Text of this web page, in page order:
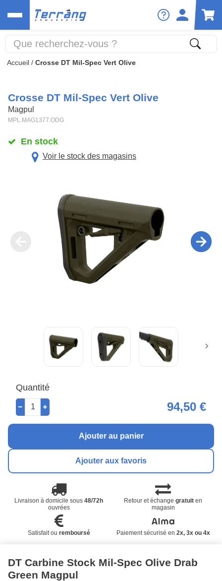
Accueil / Crosse DT Mil-Spec Vert Olive
Crosse DT Mil-Spec Vert Olive
Magpul
MPL.MAG1377.ODG
En stock
Voir le stock des magasins
Quantité
94,50 €
Ajouter au panier
Ajouter aux favoris
Livraison à domicile sous48/72h
ouvrées
Retour et échangegratuit en
magasin
Satisfait ou remboursé Paiement sécurisé en 2x, 3x ou 4x
DT Carbine Stock Mil-Spec Olive Drab
Green Magpul